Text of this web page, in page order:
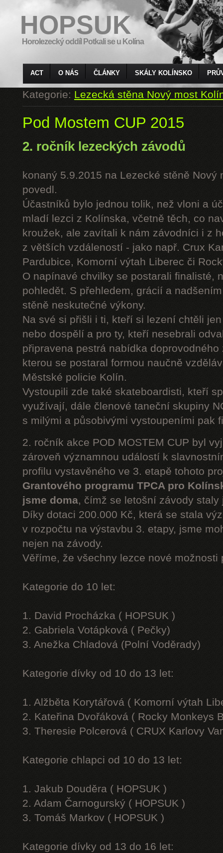
HOPSUK
Horolezecký oddíl Potkali se u Kolína
ACT O NÁS ČLÁNKY SKÁLY KOLÍNSKO
Kategorie:Lezecká stěna Nový most
Pod Mostem CUP 2015
2. ročník lezeckých závodů
konaný 5.9.2015 na Lezecké stěně Nový
povedl.
Účastníků bylo jednou tolik, než vloni a
mladí lezci z Kolínska, včetně těch, co
kroužek, ale zavítali k nám závodníci i z
z větších vzdáleností - jako např. Crux
Pardubice, Komorní výtah Liberec či
O napínavé chvilky se postarali finalisté,
pohledět. S přehledem, grácií a
stěně neskutečné výkony.
Na své si přišli i ti, kteří si lezení chtěli
nebo dospělí a pro ty, kteří nesebrali
připravena pestrá nabídka
kterou se postaral formou naučně
Městské policie Kolín.
Vystoupili zde také skateboardisti, kteří
využívají, dále členové taneční skupiny
s milými a působivými vystoupeními pak
2. ročník akce POD MOSTEM CUP byl
zároveň významnou událostí k
profilu vystavěného ve 3. etapě tohoto
Grantového programu TPCA pro
jsme doma, čímž se letošní závody
Díky dotaci 200.000 Kč, která se stala
v rozpočtu na výstavbu 3. etapy, jsme
nejen na závody.
Věříme, že všechny lezce nové možnosti
Kategorie do 10 let:
1. David Procházka ( HOPSUK )
2. Gabriela Votápková ( Pečky)
3. Anežka Chladová (Polní Voděrady)
Kategorie dívky od 10 do 13 let:
1. Alžběta Korytářová ( Komorní výtah
2. Kateřina Dvořáková ( Rocky Monkeys
3. Theresie Polcerová ( CRUX Karlovy
Kategorie chlapci od 10 do 13 let:
1. Jakub Douděra ( HOPSUK )
2. Adam Čarnogurský ( HOPSUK )
3. Tomáš Markov ( HOPSUK )
Kategorie dívky od 13 do 16 let: